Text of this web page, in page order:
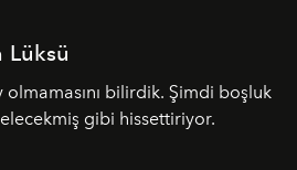
Lüksü
bilirdik. Şimdi boşluk
gibi hissettiriyor.